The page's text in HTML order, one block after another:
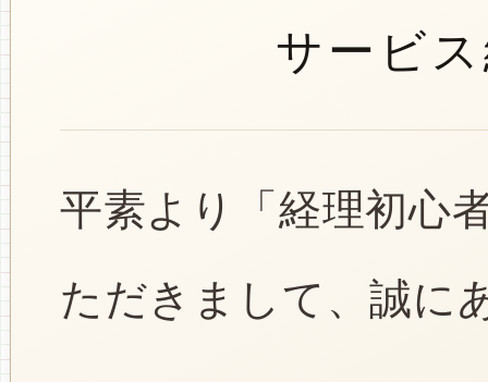
サービ
平素より「経理初心
ただきまして、誠に